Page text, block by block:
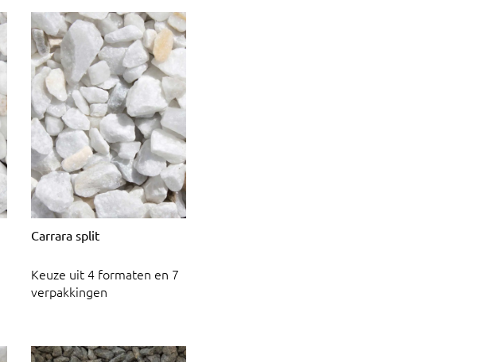
Carrara split
Keuze uit 4 formaten en 7
verpakkingen